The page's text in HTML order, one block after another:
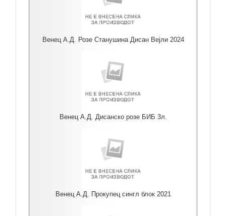
Венец А.Д. Розе Станушина Дисан Вејли 2024
Венец А.Д. Дисанско розе БИБ 3л.
Венец А.Д. Прокупец сингл блок 2021